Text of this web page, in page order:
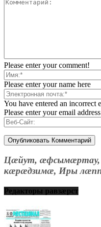
Please enter your comment!
Please enter your name here
You have entered an incorrect
Please enter your email
Цæйут,
кæрæдзимæ, Иры
Редакторы равзæрст